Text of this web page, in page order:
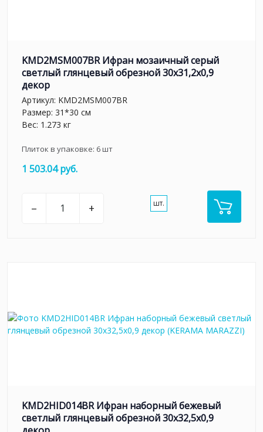
KMD2MSM007BR Ифран мозаичный серый
светлый глянцевый обрезной 30x31,2x0,9
декор
Артикул: KMD2MSM007BR
Размер: 31*30 см
Вес: 1.273 кг
Плиток в упаковке: 6шт
1 503.04 руб.
– + шт.
KMD2HID014BR Ифран наборный бежевый
светлый глянцевый обрезной 30x32,5x0,9